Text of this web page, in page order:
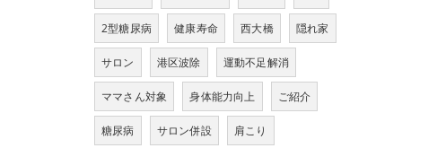
2型糖尿病 健康寿命 西大橋 隠れ家
サロン 港区波除 運動不足解消
ママさん対象 身体能力向上 ご紹介
糖尿病 サロン併設 肩こり